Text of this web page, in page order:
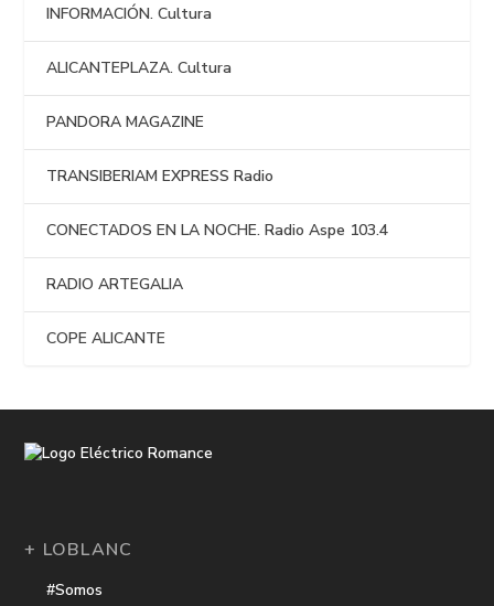
INFORMACIÓN. Cultura
ALICANTEPLAZA. Cultura
PANDORA MAGAZINE
TRANSIBERIAM EXPRESS Radio
CONECTADOS EN LA NOCHE. Radio Aspe 103.4
RADIO ARTEGALIA
COPE ALICANTE
+ LOBLANC
#Somos